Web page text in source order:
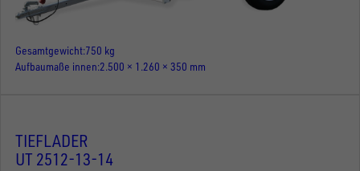
Gesamtgewicht 750 kg
Aufbaumaße innen 2.500 × 1.260 × 350 mm
TIEFLADER
UT 2512-13-14